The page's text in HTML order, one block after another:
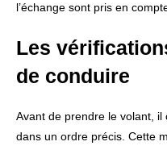
l’échange sont pris en
Les
de conduire
Avant de prendre le volant,
dans un ordre précis. Cette